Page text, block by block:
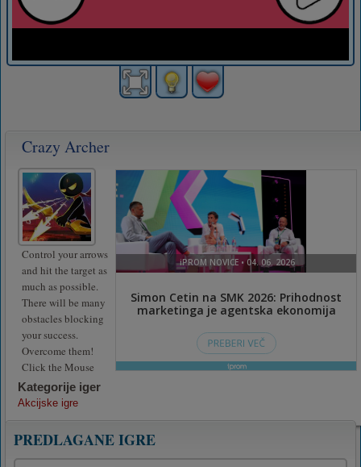
Crazy Archer
Control your arrows
and hit the target as
much as possible.
There will be many
obstacles blocking
your success.
Overcome them!
Click the Mouse
Kategorije iger
Akcijske igre
PREDLAGANE IGRE